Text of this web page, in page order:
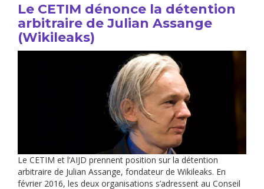
Le CETIM dénonce la détention
arbitraire de Julian Assange
(Wikileaks)
Le CETIM et l’AIJD prennent position sur la détention
arbitraire de Julian Assange, fondateur de Wikileaks. En
février 2016, les deux organisations s’adressent au Conseil